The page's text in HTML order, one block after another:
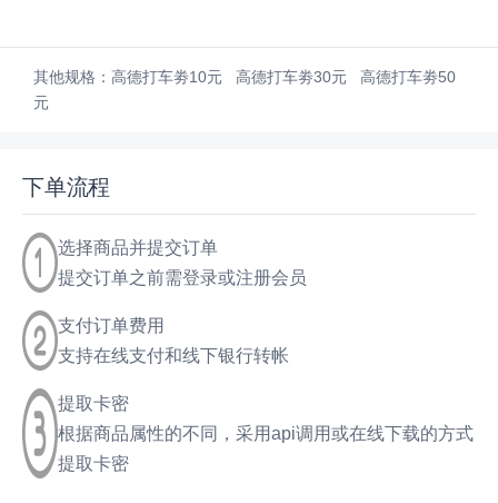
其他规格： 高德打车劵10元 高德打车劵30元
高德打车劵50
元
下单流程
选择商品并提交订单
提交订单之前需登录或注册会员
支付订单费用
支持在线支付和线下银行转帐
提取卡密
根据商品属性的不同，采用api调用或在线下载的方式
提取卡密